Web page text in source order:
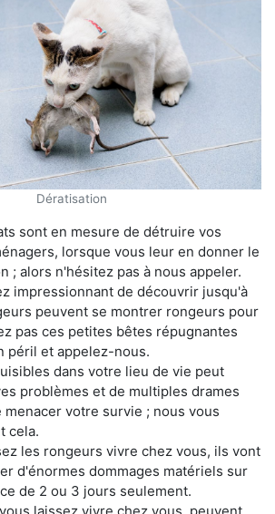
Dératisation
sont en mesure de détruire vos
lorsque vous leur en donner le
; alors n'hésitez pas à nous appeler.
impressionnant de découvrir jusqu'à
peuvent se montrer rongeurs pour
pas ces petites bêtes répugnantes
péril et appelez-nous.
dans votre lieu de vie peut
problèmes et de multiples drames
votre survie ; nous vous
cela.
les rongeurs vivre chez vous, ils vont
d'énormes dommages matériels sur
de 2 ou 3 jours seulement.